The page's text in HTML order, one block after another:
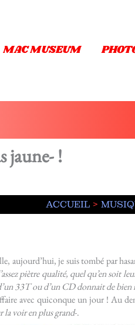
MAC MUSEUM
jaune- !
ACCUEIL
aujourd’hui, je suis tombé par
piètre qualité, quel qu’en
33T ou d’un CD donnait de bien
avec quiconque un jour ! Au
la voir en plus grand-.